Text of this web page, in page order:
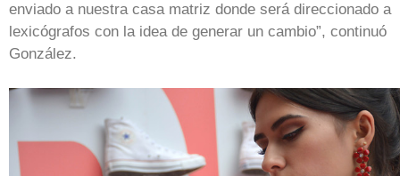
enviado a nuestra casa matriz donde será direccionado a
lexicógrafos con la idea de generar un cambio”, continuó
González.